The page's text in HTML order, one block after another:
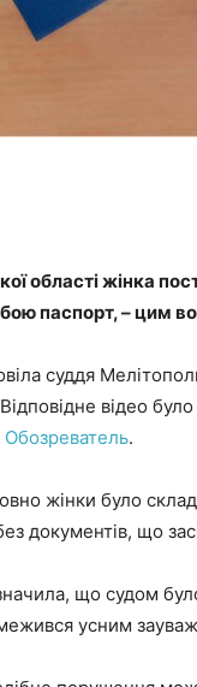
області жінка
паспорт, – цим
суддя
відео
Обозреватель.
жінки було
документів, що
що судом
усним